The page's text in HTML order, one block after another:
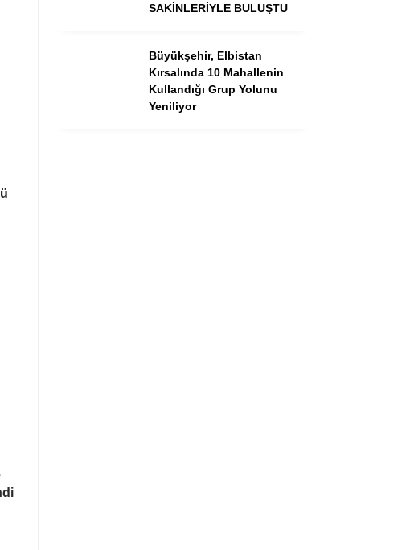
SAKİNLERİYLE BULUŞTU
Büyükşehir, Elbistan
Kırsalında 10 Mahallenin
Kullandığı Grup Yolunu
Yeniliyor